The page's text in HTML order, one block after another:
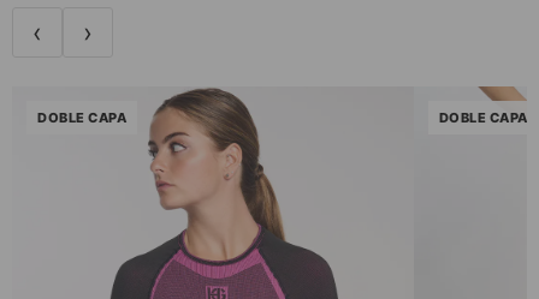
‹ ›
DOBLE CAPA DOBLE CAPA